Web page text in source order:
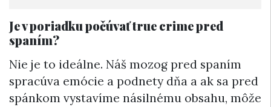
Je v poriadku počúvať true crime pred
spaním?
Nie je to ideálne. Náš mozog pred spaním
spracúva emócie a podnety dňa a ak sa pred
spánkom vystavíme násilnému obsahu, môže